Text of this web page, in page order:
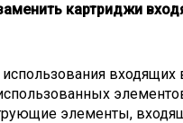
картриджи
элементы,